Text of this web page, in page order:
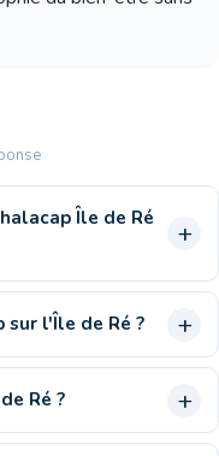
Île de Ré
l'Île de Ré ?
Ré ?